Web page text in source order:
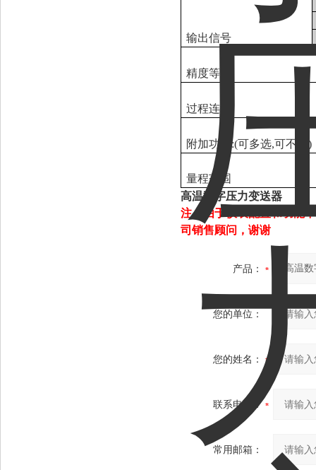
输出信号
精度等级
过程连接
附加功能:(可多选,可不选)
量程范围
高温数字压力变送器
注：由于仪表配置和功能
司销售顾问， 谢谢
产品：
您的单位：
您的姓名：
联系电话：
常用邮箱：